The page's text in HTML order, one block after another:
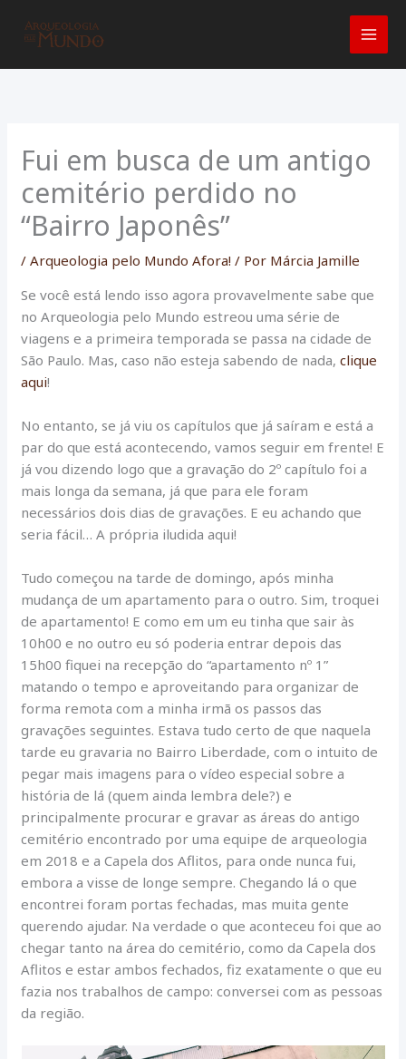
para
Fui em busca de um antigo
cemitério perdido no
“Bairro Japonês”
/Arqueologia pelo Mundo Afora! / Por Márcia Jamille
Se você está lendo isso agora provavelmente sabe que
no Arqueologia pelo Mundo estreou uma série de
viagens e a primeira temporada se passa na cidade de
São Paulo. Mas, caso não esteja sabendo de nada, clique
aqui!
No entanto, se já viu os capítulos que já saíram e está a
par do que está acontecendo, vamos seguir em frente! E
já vou dizendo logo que a gravação do 2º capítulo foi a
mais longa da semana, já que para ele foram
necessários dois dias de gravações. E eu achando que
seria fácil… A própria iludida aqui!
Tudo começou na tarde de domingo, após minha
mudança de um apartamento para o outro. Sim, troquei
de apartamento! E como em um eu tinha que sair às
10h00 e no outro eu só poderia entrar depois das
15h00 fiquei na recepção do “apartamento nº 1”
matando o tempo e aproveitando para organizar de
forma remota com a minha irmã os passos das
gravações seguintes. Estava tudo certo de que naquela
tarde eu gravaria no Bairro Liberdade, com o intuito de
pegar mais imagens para o vídeo especial sobre a
história de lá (quem ainda lembra dele?) e
principalmente procurar e gravar as áreas do antigo
cemitério encontrado por uma equipe de arqueologia
em 2018 e a Capela dos Aflitos, para onde nunca fui,
embora a visse de longe sempre. Chegando lá o que
encontrei foram portas fechadas, mas muita gente
querendo ajudar. Na verdade o que aconteceu foi que ao
chegar tanto na área do cemitério, como da Capela dos
Aflitos e estar ambos fechados, fiz exatamente o que eu
fazia nos trabalhos de campo: conversei com as pessoas
da região.